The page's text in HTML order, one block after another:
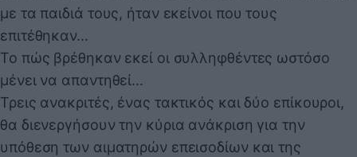
με τα παιδιά τους, ήταν εκείνοι που τους
επιτέθηκαν...
Το πώς βρέθηκαν εκεί οι συλληφθέντες ωστόσο
μένει να απαντηθεί...
Τρεις ανακριτές, ένας τακτικός και δύο επίκουροι,
θα διενεργήσουν την κύρια ανάκριση για την
υπόθεση των αιματηρών επεισοδίων και της